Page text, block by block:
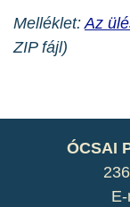
Melléklet:Az
ZIP fájl)
ÓCSAI